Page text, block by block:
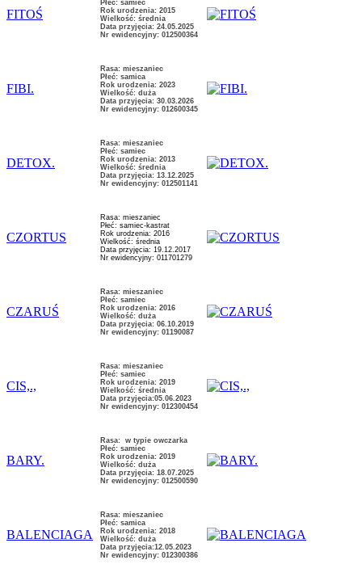
FITOŚ
Płeć: samiec
Rok urodzenia: 2015
Wielkość: średnia
Data przyjęcia: 24.05.2025
Nr ewidencyjny: 012500364
FIBI.
Rasa: mieszaniec
Płeć: samica
Rok urodzenia: 2023
Wielkość: duża
Data przyjęcia: 30.03.2026
Nr ewidencyjny: 012600345
DETOX.
Rasa: mieszaniec
Płeć: samiec
Rok urodzenia: 2013
Wielkość: średnia
Data przyjęcia: 13.12.2025
Nr ewidencyjny: 012501141
CZORTUS
Rasa: mieszaniec
Płeć: samiec-kastrat
Rok urodzenia: 2016
Wielkość: średnia
Data przyjęcia: 19.12.2017
Nr ewidencyjny: 011701279
CZARUŚ
Rasa: mieszaniec
Płeć: samiec
Rok urodzenia: 2016
Wielkość: duża
Data przyjęcia: 06.10.2019
Nr ewidencyjny: 01190087
CIS,.,
Rasa: mieszaniec
Płeć: samiec
Rok urodzenia: 2019
Wielkość: średnia
Data przyjęcia:05.06.2023
Nr ewidencyjny: 012300454
BARY.
Rasa: w typie owczarka
Płeć: samiec
Rok urodzenia: 2019
Wielkość: duża
Data przyjęcia: 18.07.2025
Nr ewidencyjny: 012500590
BALENCIAGA
Rasa: mieszaniec
Płeć: samica
Rok urodzenia: 2018
Wielkość: duża
Data przyjęcia:12.05.2023
Nr ewidencyjny: 012300386